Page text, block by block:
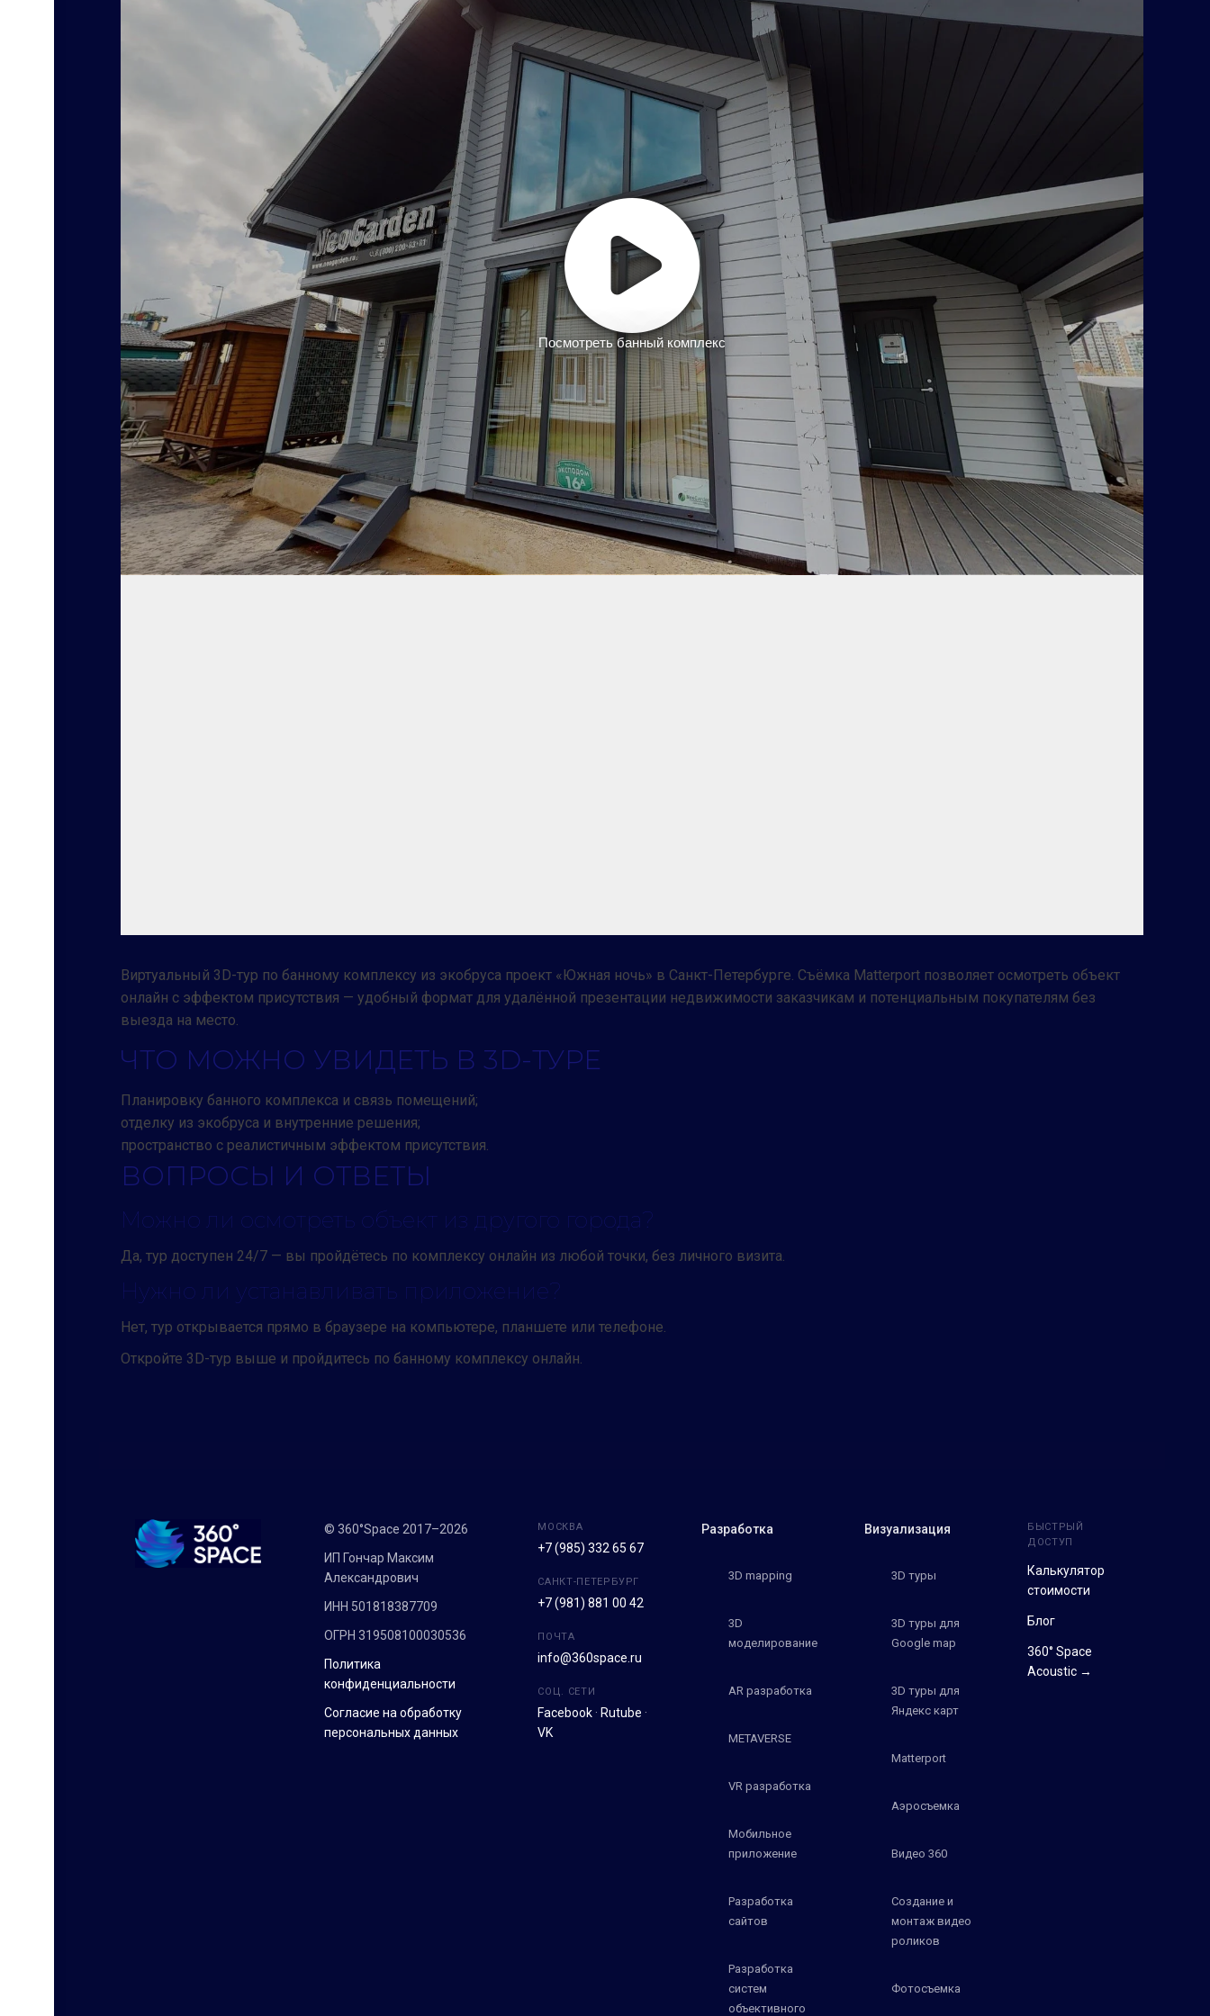
Посмотреть банный комплекс
Заказать тур
Виртуальный 3D-тур по банному комплексу из экобруса проект «Южная ночь» в Санкт-Петербурге. Съёмка Matterport позволяет осмотреть объект
онлайн с эффектом присутствия — удобный формат для удалённой презентации недвижимости заказчикам и потенциальным покупателям без
выезда на место.
ЧТО МОЖНО УВИДЕТЬ В 3D-ТУРЕ
Планировку банного комплекса и связь помещений;
отделку из экобруса и внутренние решения;
пространство с реалистичным эффектом присутствия.
ВОПРОСЫ И ОТВЕТЫ
Можно ли осмотреть объект из другого города?
Да, тур доступен 24/7 — вы пройдётесь по комплексу онлайн из любой точки, без личного визита.
Нужно ли устанавливать приложение?
Нет, тур открывается прямо в браузере на компьютере, планшете или телефоне.
Откройте 3D-тур выше и пройдитесь по банному комплексу онлайн.
© 360°Space 2017–2026
ИП Гончар Максим
Александрович
ИНН 501818387709
ОГРН 319508100030536
Политика
конфиденциальности
Согласие на обработку
персональных данных
МОСКВА
+7 (985) 332 65 67
САНКТ-ПЕТЕРБУРГ
+7 (981) 881 00 42
ПОЧТА
info@360space.ru
СОЦ. СЕТИ
Facebook · Rutube ·
VK
Разработка
3D mapping
3D
моделирование
AR разработка
METAVERSE
VR разработка
Мобильное
приложение
Разработка
сайтов
Разработка
систем
объективного
Визуализация
3D туры
3D туры для
Google map
3D туры для
Яндекс карт
Matterport
Аэросъемка
Видео 360
Создание и
монтаж видео
роликов
Фотосъемка
БЫСТРЫЙ
ДОСТУП
Калькулятор
стоимости
Блог
360° Space
Acoustic →